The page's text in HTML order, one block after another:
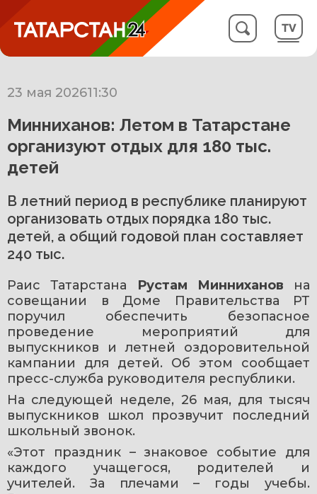
23 мая 202611:30
Минниханов: Летом в Татарстане
организуют отдых для 180 тыс.
детей
В летний период в республике планируют
организовать отдых порядка 180 тыс.
детей, а общий годовой план составляет
240 тыс.
Раис Татарстана Рустам Минниханов на
совещании в Доме Правительства РТ
поручил обеспечить безопасное
проведение мероприятий для
выпускников и летней оздоровительной
кампании для детей. Об этом сообщает
пресс-служба руководителя республики.
На следующей неделе, 26 мая, для тысяч
выпускников школ прозвучит последний
школьный звонок.
«Этот праздник – знаковое событие для
каждого учащегося, родителей и
учителей. За плечами – годы учебы.